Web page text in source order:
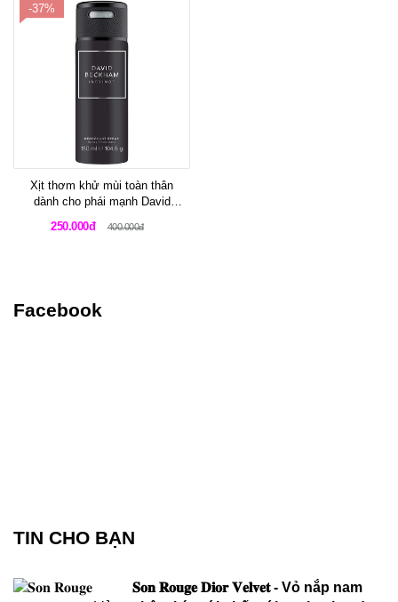
-37%
Xịt thơm khử mùi toàn thân
dành cho phái mạnh David
Body Spray 150ml
250.000đ 400.000đ
Facebook
TIN CHO BẠN
𝐒𝐨𝐧 𝐑𝐨𝐮𝐠𝐞 𝐃𝐢𝐨𝐫 𝐕𝐞𝐥𝐯𝐞𝐭 - Vỏ nắp nam